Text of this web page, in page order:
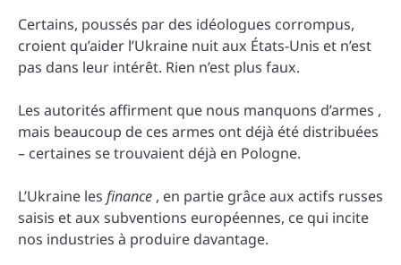
Certains, poussés par des idéologues corrompus,
croient qu’aider l’Ukraine nuit aux États-Unis et n’est
pas dans leur intérêt. Rien n’est plus faux.
Les autorités affirment que nous manquons d’armes ,
mais beaucoup de ces armes ont déjà été distribuées
– certaines se trouvaient déjà en Pologne.
L’Ukraine les finance , en partie grâce aux actifs russes
saisis et aux subventions européennes, ce qui incite
nos industries à produire davantage.